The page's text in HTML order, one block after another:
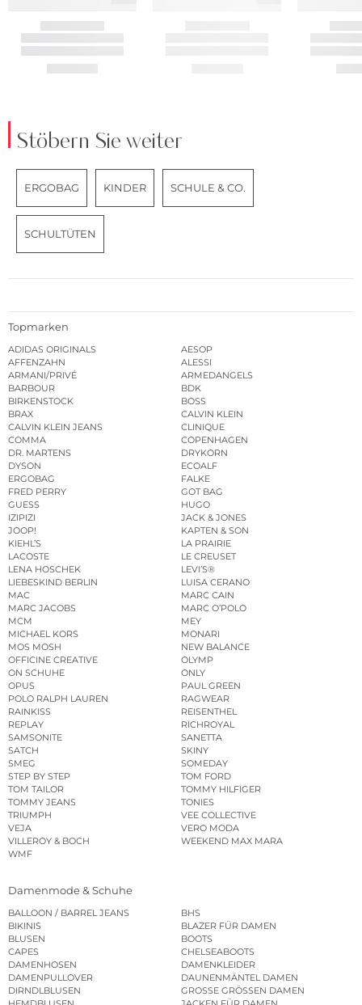
Stöbern Sie weiter
ERGOBAG KINDER SCHULE & CO.
SCHULTÜTEN
Topmarken
ADIDAS ORIGINALS
AESOP
AFFENZAHN
ALESSI
ARMANI/PRIVÉ
ARMEDANGELS
BARBOUR
BDK
BIRKENSTOCK
BOSS
BRAX
CALVIN KLEIN
CALVIN KLEIN JEANS
CLINIQUE
COMMA
COPENHAGEN
DR. MARTENS
DRYKORN
DYSON
ECOALF
ERGOBAG
FALKE
FRED PERRY
GOT BAG
GUESS
HUGO
IZIPIZI
JACK & JONES
JOOP!
KAPTEN & SON
KIEHL’S
LA PRAIRIE
LACOSTE
LE CREUSET
LENA HOSCHEK
LEVI’S®
LIEBESKIND BERLIN
LUISA CERANO
MAC
MARC CAIN
MARC JACOBS
MARC O’POLO
MCM
MEY
MICHAEL KORS
MONARI
MOS MOSH
NEW BALANCE
OFFICINE CREATIVE
OLYMP
ON SCHUHE
ONLY
OPUS
PAUL GREEN
POLO RALPH LAUREN
RAGWEAR
RAINKISS
REISENTHEL
REPLAY
RICHROYAL
SAMSONITE
SANETTA
SATCH
SKINY
SMEG
SOMEDAY
STEP BY STEP
TOM FORD
TOM TAILOR
TOMMY HILFIGER
TOMMY JEANS
TONIES
TRIUMPH
VEE COLLECTIVE
VEJA
VERO MODA
VILLEROY & BOCH
WEEKEND MAX MARA
WMF
Damenmode & Schuhe
BALLOON / BARREL JEANS
BHS
BIKINIS
BLAZER FÜR DAMEN
BLUSEN
BOOTS
CAPES
CHELSEABOOTS
DAMENHOSEN
DAMENKLEIDER
DAMENPULLOVER
DAUNENMÄNTEL DAMEN
DIRNDLBLUSEN
GROSSE GRÖSSEN DAMEN